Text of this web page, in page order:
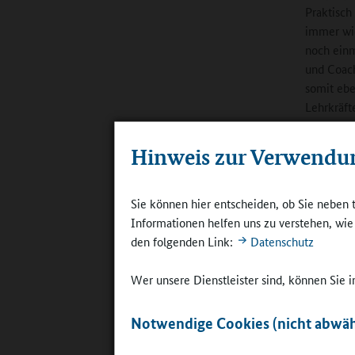
Hinweis zur
Sie können hier entscheiden, ob Sie
Informationen helfen uns zu verstehen,
den folgenden Link:
Datenschutz
Wer unsere Dienstleister sind, können Sie
Notwendige Cookies (nicht
immer
noch
und
somit
Online-
konkret?
Green:
kommen
wie
die